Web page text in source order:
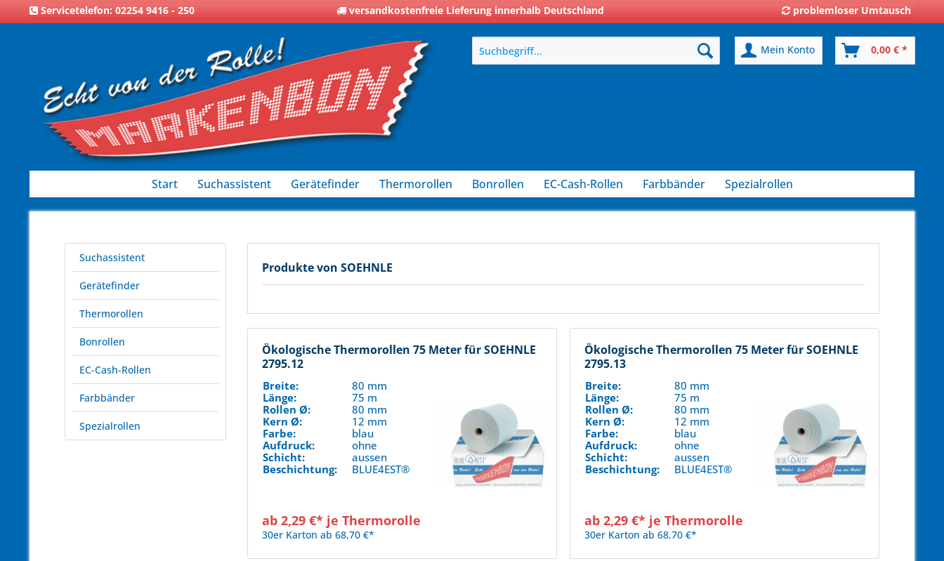
Servicetelefon: 02254 9416 - 250 versandkostenfreie Lieferung innerhalb Deutschland problemloser Umtausch
Mein Konto 0,00 € *
Start Suchassistent Gerätefinder Thermorollen Bonrollen EC-Cash-Rollen Farbbänder Spezialrollen
Suchassistent
Gerätefinder
Thermorollen
Bonrollen
EC-Cash-Rollen
Farbbänder
Spezialrollen
Produkte von SOEHNLE
Ökologische Thermorollen 75 Meter für SOEHNLE
2795.12
Breite:
80 mm
Länge:
75 m
Rollen Ø:
80 mm
Kern Ø:
12 mm
Farbe:
blau
Aufdruck:
ohne
Schicht:
aussen
Beschichtung:
BLUE4EST®
ab 2,29 €* je Thermorolle
30er Karton ab 68,70 €*
Ökologische Thermorollen 75 Meter für SOEHNLE
2795.13
Breite:
80 mm
Länge:
75 m
Rollen Ø:
80 mm
Kern Ø:
12 mm
Farbe:
blau
Aufdruck:
ohne
Schicht:
aussen
Beschichtung:
BLUE4EST®
ab 2,29 €* je Thermorolle
30er Karton ab 68,70 €*